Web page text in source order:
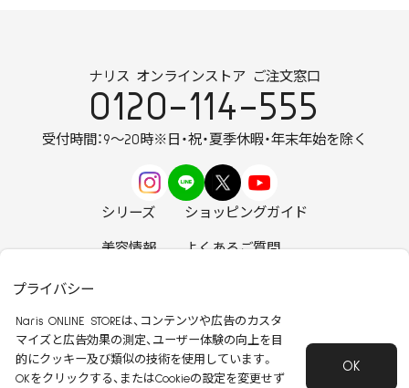
ナリス オンラインストア ご注文窓口
0120-114-555
受付時間：9～20時※日・祝・夏季休暇・年末年始を除く
シリーズ ショッピングガイド
美容情報 よくあるご質問
安心して安全にご使用いただくために
プライバシー
Naris ONLINE STOREは、コンテンツや広告のカスタ
マイズと広告効果の測定、ユーザー体験の向上を目
的にクッキー及び類似の技術を使用しています。
OKをクリックする、またはCookieの設定を変更せず
OK